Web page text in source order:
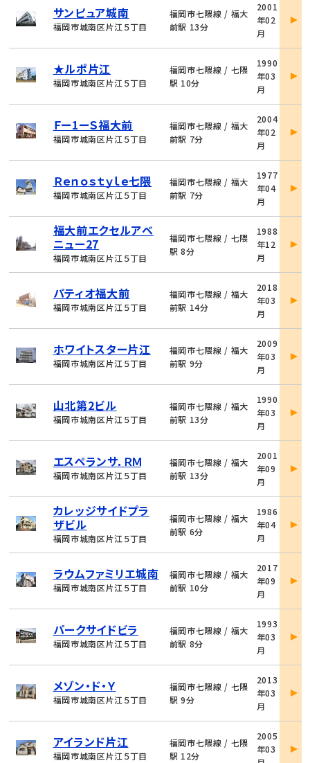
サンピュア城南
福岡市城南区片江５丁目
福岡市七隈線 / 福大
前駅 13分
2001
年02
月
詳
★ルポ片江
福岡市城南区片江５丁目
福岡市七隈線 / 七隈
駅 10分
1990
年03
月
詳
Ｆー1ーＳ福大前
福岡市城南区片江５丁目
福岡市七隈線 / 福大
前駅 7分
2004
年02
月
詳
Ｒｅｎｏｓｔｙｌｅ七隈
福岡市城南区片江５丁目
福岡市七隈線 / 福大
前駅 7分
1977
年04
月
詳
福大前エクセルアベ
ニュー27
福岡市城南区片江５丁目
福岡市七隈線 / 七隈
駅 8分
1988
年12
月
詳
パティオ福大前
福岡市城南区片江５丁目
福岡市七隈線 / 福大
前駅 14分
2018
年03
月
詳
ホワイトスター片江
福岡市城南区片江５丁目
福岡市七隈線 / 福大
前駅 9分
2009
年03
月
詳
山北第2ビル
福岡市城南区片江５丁目
福岡市七隈線 / 福大
前駅 13分
1990
年03
月
詳
エスペランサ．ＲＭ
福岡市城南区片江５丁目
福岡市七隈線 / 福大
前駅 13分
2001
年09
月
詳
カレッジサイドプラ
ザビル
福岡市城南区片江５丁目
福岡市七隈線 / 福大
前駅 6分
1986
年04
月
詳
ラウムファミリエ城南
福岡市城南区片江５丁目
福岡市七隈線 / 福大
前駅 10分
2017
年09
月
詳
パークサイドビラ
福岡市城南区片江５丁目
福岡市七隈線 / 福大
前駅 8分
1993
年03
月
詳
メゾン・ド・Ｙ
福岡市城南区片江５丁目
福岡市七隈線 / 七隈
駅 9分
2013
年03
月
詳
アイランド片江
福岡市城南区片江５丁目
福岡市七隈線 / 七隈
駅 12分
2005
年03
詳